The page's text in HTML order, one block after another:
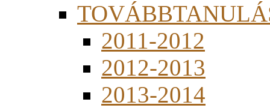
2011-2012
2012-2013
2013-2014